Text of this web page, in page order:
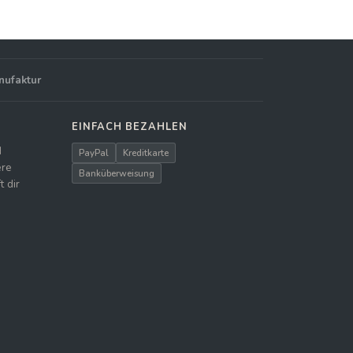
dir
EINFACH BEZAHLEN
PayPal
Kreditkarte
Banküberweisung